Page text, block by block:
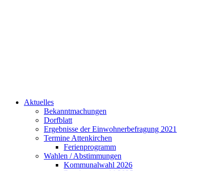
Aktuelles
Bekanntmachungen
Dorfblatt
Ergebnisse der Einwohnerbefragung 2021
Termine Attenkirchen
Ferienprogramm
Wahlen / Abstimmungen
Kommunalwahl 2026